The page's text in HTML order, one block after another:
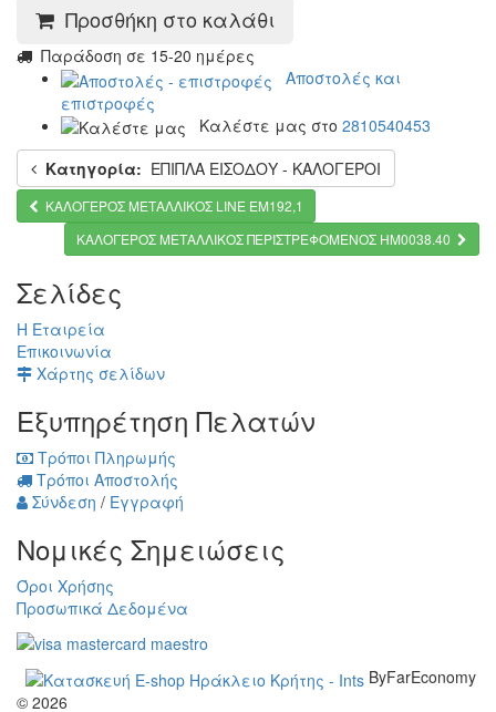
Προσθήκη στο καλάθι
Παράδοση σε 15-20 ημέρες
Αποστολές και
επιστροφές
Καλέστε μας στο 2810540453
Κατηγορία: ΕΠΙΠΛΑ ΕΙΣΟΔΟΥ - ΚΑΛΟΓΕΡΟΙ
ΚΑΛΟΓΕΡΟΣ ΜΕΤΑΛΛΙΚΟΣ LINE ΕΜ192,1
ΚΑΛΟΓΕΡΟΣ ΜΕΤΑΛΛΙΚΟΣ ΠΕΡΙΣΤΡΕΦΟΜΕΝΟΣ HM0038.40
Σελίδες
Η Εταιρεία
Επικοινωνία
Χάρτης σελίδων
Εξυπηρέτηση Πελατών
Τρόποι Πληρωμής
Τρόποι Αποστολής
Σύνδεση / Εγγραφή
Νομικές Σημειώσεις
Όροι Χρήσης
Προσωπικά Δεδομένα
ByFarEconomy
© 2026